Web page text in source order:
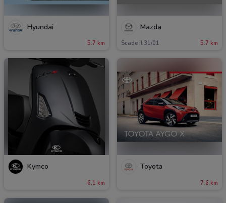
Hyundai
5.7 km
Mazda
Scade il 31/01 5.7 km
Kymco
6.1 km
Toyota
7.6 km